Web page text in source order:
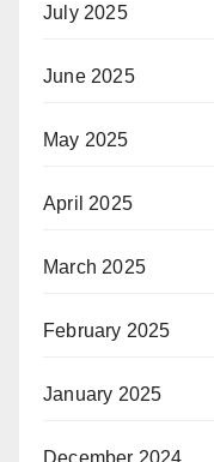
July 2025
June 2025
May 2025
April 2025
March 2025
February 2025
January 2025
December 2024